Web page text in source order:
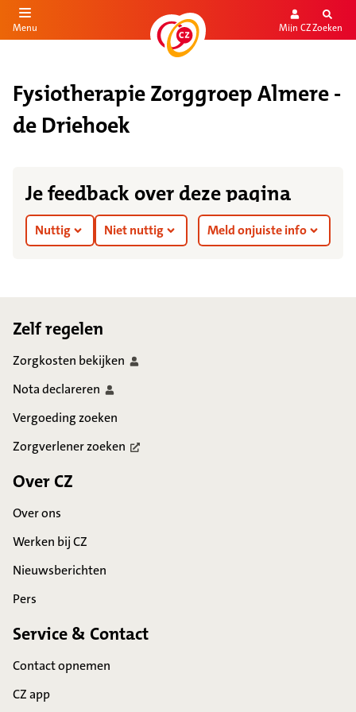
de inhoud
Menu Mijn CZZoeken
Fysiotherapie Zorggroep Almere -
de Driehoek
Je feedback over deze pagina
Nuttig Niet nuttig Meld onjuiste info
Zelf regelen
Zorgkosten bekijken
Notadeclareren
Vergoeding zoeken
Zorgverlenerzoeken
Over CZ
Over ons
Werken bij CZ
Nieuwsberichten
Pers
Service & Contact
Contact opnemen
CZ app